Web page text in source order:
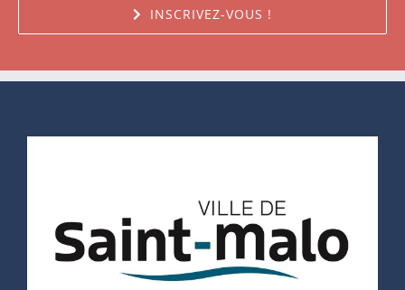
INSCRIVEZ-VOUS !